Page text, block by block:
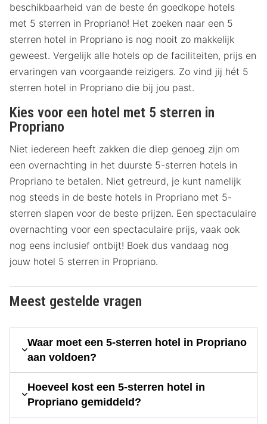
beschikbaarheid van de beste én goedkope hotels
met 5 sterren in Propriano! Het zoeken naar een 5
sterren hotel in Propriano is nog nooit zo makkelijk
geweest. Vergelijk alle hotels op de faciliteiten, prijs en
ervaringen van voorgaande reizigers. Zo vind jij hét 5
sterren hotel in Propriano die bij jou past.
Kies voor een hotel met 5 sterren in
Propriano
Niet iedereen heeft zakken die diep genoeg zijn om
een overnachting in het duurste 5-sterren hotels in
Propriano te betalen. Niet getreurd, je kunt namelijk
nog steeds in de beste hotels in Propriano met 5-
sterren slapen voor de beste prijzen. Een spectaculaire
overnachting voor een spectaculaire prijs, vaak ook
nog eens inclusief ontbijt! Boek dus vandaag nog
jouw hotel 5 sterren in Propriano.
Meest gestelde vragen
Waar moet een 5-sterren hotel in Propriano
aan voldoen?
Hoeveel kost een 5-sterren hotel in
Propriano gemiddeld?